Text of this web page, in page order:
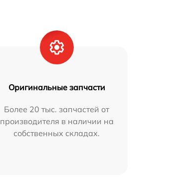
Оригинальные запчасти
Более 20 тыс. запчастей от
производителя в наличии на
собственных складах.